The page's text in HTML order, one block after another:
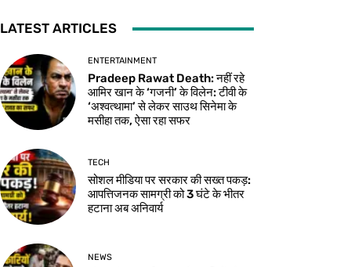
LATEST ARTICLES
ENTERTAINMENT
Pradeep Rawat Death: नहीं रहे
आमिर खान के ‘गजनी’ के विलेन: टीवी के
‘अश्वत्थामा’ से लेकर साउथ सिनेमा के
मसीहा तक, ऐसा रहा सफर
TECH
सोशल मीडिया पर सरकार की सख्त पकड़:
आपत्तिजनक सामग्री को 3 घंटे के भीतर
हटाना अब अनिवार्य
NEWS